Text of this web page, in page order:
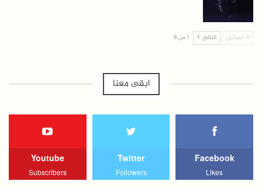
السابق التالي 1 من 8
ابقى معنا
Facebook
Likes
Twitter
Followers
Youtube
Subscribers